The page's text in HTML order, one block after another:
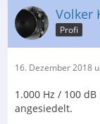
Volker
Profi
16. Dezember 2018
1.000 Hz / 100
angesiedelt.